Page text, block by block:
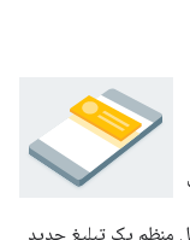
یک تبلیغ جدید